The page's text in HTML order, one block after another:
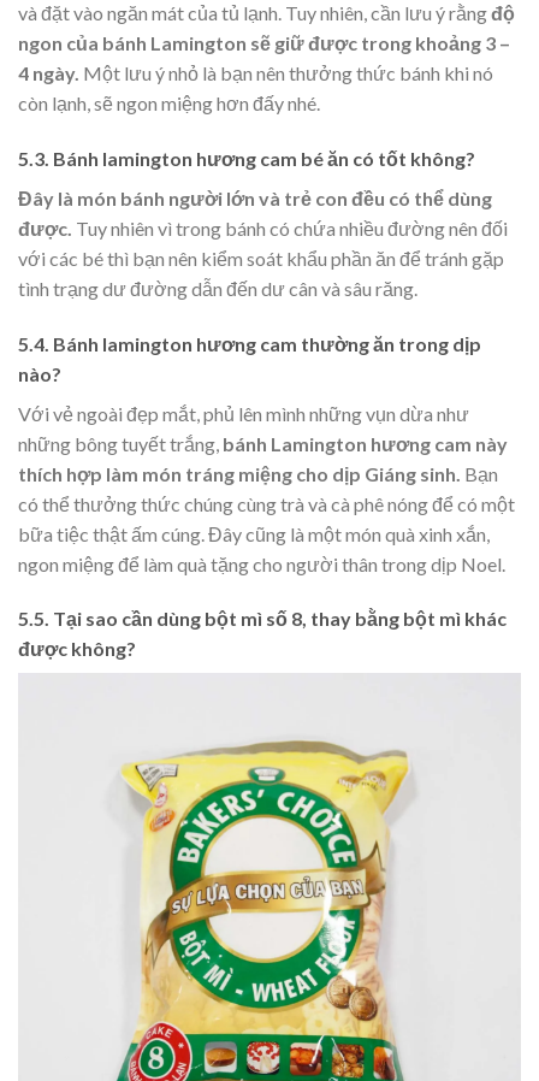
và đặt vào ngăn mát của tủ lạnh. Tuy nhiên, cần lưu ý rằngđộ
ngon của bánh Lamington sẽ giữ được trong khoảng 3 –
4 ngày. Một lưu ý nhỏ là bạn nên thưởng thức bánh khi nó
còn lạnh, sẽ ngon miệng hơn đấy nhé.
5.3. Bánh lamington hương cam bé ăn có tốt không?
Đây là món bánh người lớn và trẻ con đều có thể dùng
được. Tuy nhiên vì trong bánh có chứa nhiều đường nên đối
với các bé thì bạn nên kiểm soát khẩu phần ăn để tránh gặp
tình trạng dư đường dẫn đến dư cân và sâu răng.
5.4. Bánh lamington hương cam thường ăn trong dịp
nào?
Với vẻ ngoài đẹp mắt, phủ lên mình những vụn dừa như
những bông tuyết trắng, bánh Lamington hương cam này
thích hợp làm món tráng miệng cho dịp Giáng sinh. Bạn
có thể thưởng thức chúng cùng trà và cà phê nóng để có một
bữa tiệc thật ấm cúng. Đây cũng là một món quà xinh xắn,
ngon miệng để làm quà tặng cho người thân trong dịp Noel.
5.5. Tại sao cần dùng bột mì số 8, thay bằng bột mì khác
được không?